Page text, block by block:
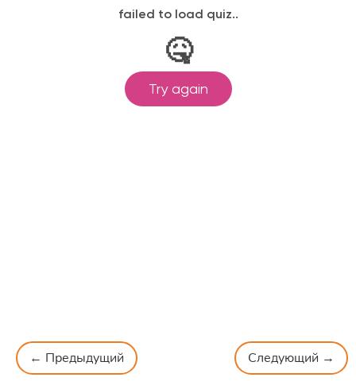
← Предыдущий Следующий →